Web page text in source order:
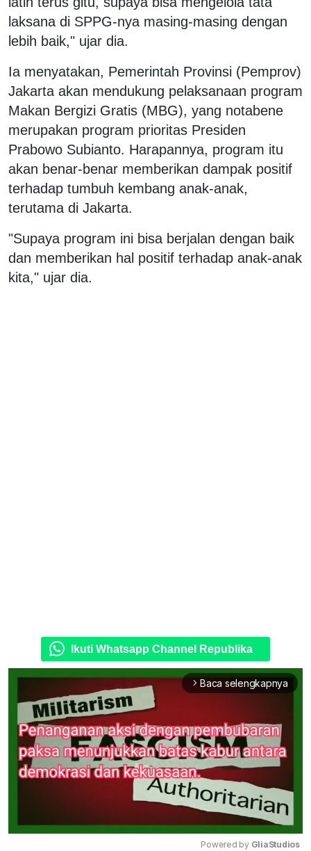
laksana di SPPG-nya masing-masing dengan
lebih baik," ujar dia.
Ia menyatakan, Pemerintah Provinsi (Pemprov)
Jakarta akan mendukung pelaksanaan program
Makan Bergizi Gratis (MBG), yang notabene
merupakan program prioritas Presiden
Prabowo Subianto. Harapannya, program itu
akan benar-benar memberikan dampak positif
terhadap tumbuh kembang anak-anak,
terutama di Jakarta.
"Supaya program ini bisa berjalan dengan baik
dan memberikan hal positif terhadap anak-anak
kita," ujar dia.
Ikuti Whatsapp Channel Republika
arrow_forward_ios Baca selengkapnya
Powered by GliaStudios